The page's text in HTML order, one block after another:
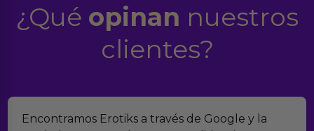
¿Qué opinan nuestros
clientes?
Encontramos Erotiks a través de Google y la